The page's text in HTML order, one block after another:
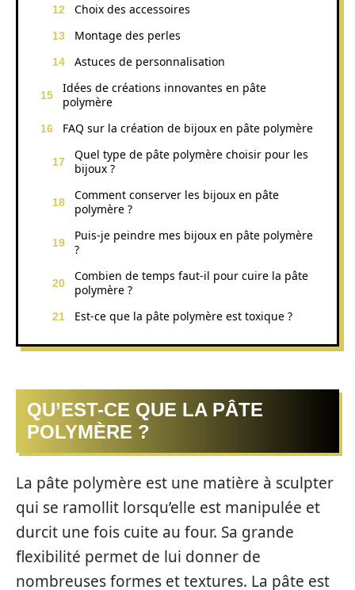
Choix des accessoires
Montage des perles
Astuces de personnalisation
Idées de créations innovantes en pâte
polymère
FAQ sur la création de bijoux en pâte polymère
Quel type de pâte polymère choisir pour les
bijoux ?
Comment conserver les bijoux en pâte
polymère ?
Puis-je peindre mes bijoux en pâte polymère
?
Combien de temps faut-il pour cuire la pâte
polymère ?
Est-ce que la pâte polymère est toxique ?
QU’EST-CE QUE LA PÂTE
POLYMÈRE ?
La pâte polymère est une matière à sculpter
qui se ramollit lorsqu’elle est manipulée et
durcit une fois cuite au four. Sa grande
flexibilité permet de lui donner de
nombreuses formes et textures. La pâte est